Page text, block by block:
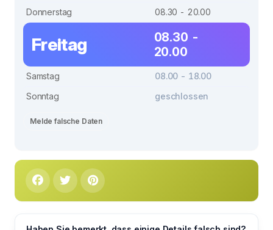
Donnerstag
08.30 - 20.00
Freitag
08.30 -
20.00
Samstag
08.00 - 18.00
Sonntag
geschlossen
Melde falsche Daten